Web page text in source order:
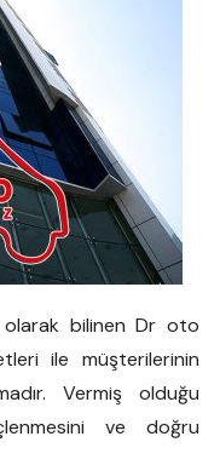
olarak bilinen Dr oto
ile müşterilerinin
Vermiş olduğu
ve doğru